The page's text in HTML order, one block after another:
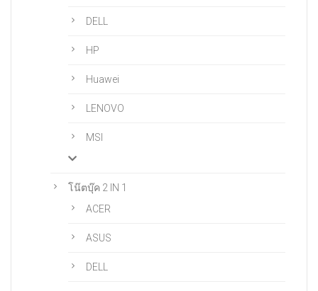
DELL
HP
Huawei
LENOVO
MSI
โน๊ตบุ๊ค 2 IN 1
ACER
ASUS
DELL